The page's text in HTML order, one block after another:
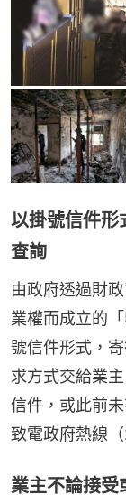
以掛號信件
查詢
由政府透過財
業權而成立的
號信件形式，
求方式交給業
信件，或此前
致電政府熱線
業主不論接